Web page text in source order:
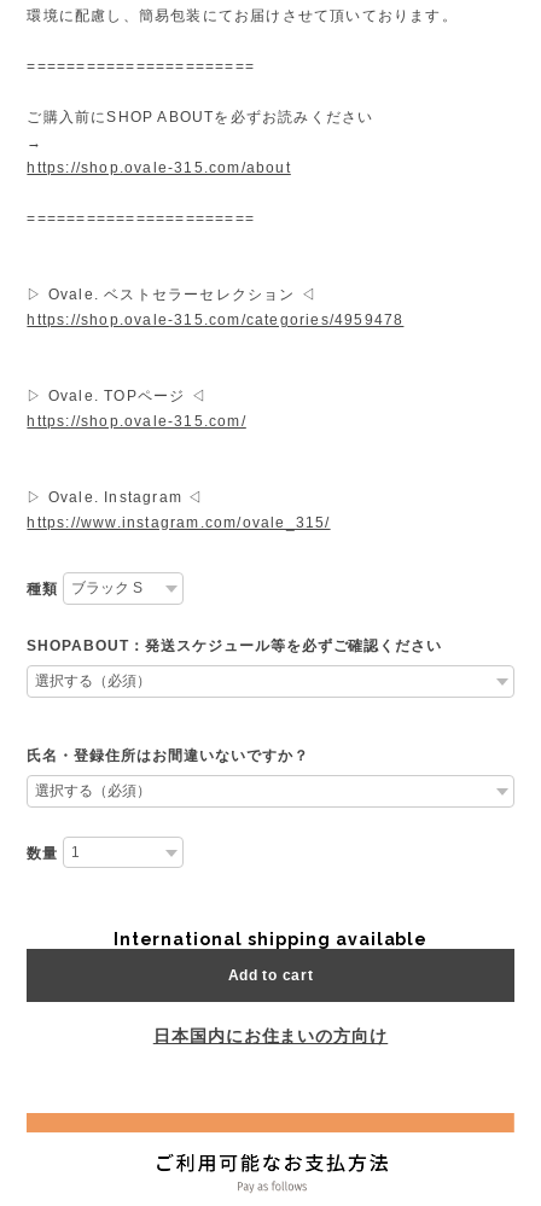
環境に配慮し、簡易包装にてお届けさせて頂いております。
=======================
ご購入前にSHOP ABOUTを必ずお読みください
→
https://shop.ovale-315.com/about
=======================
▷ Ovale. ベストセラーセレクション ◁
https://shop.ovale-315.com/categories/4959478
▷ Ovale. TOPページ ◁
https://shop.ovale-315.com/
▷ Ovale. Instagram ◁
https://www.instagram.com/ovale_315/
種類
SHOPABOUT：発送スケジュール等を必ずご確認ください
氏名・登録住所はお間違いないですか？
数量
International shipping available
Add to cart
日本国内にお住まいの方向け